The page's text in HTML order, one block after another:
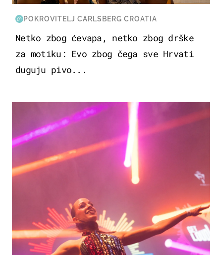
POKROVITELJ CARLSBERG CROATIA
Netko zbog ćevapa, netko zbog drške
za motiku: Evo zbog čega sve Hrvati
duguju pivo...
KULTURA & ZABAVA